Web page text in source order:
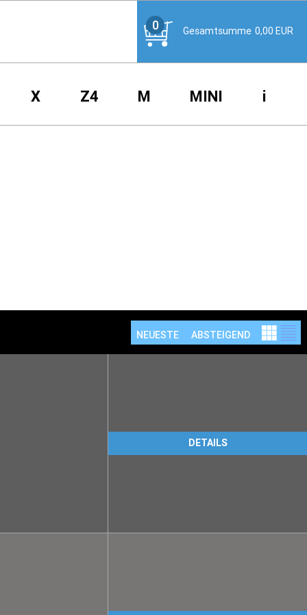
0 Gesamtsumme 0,00 EUR
X Z4 M MINI i
NEUESTE ABSTEIGEND
DETAILS